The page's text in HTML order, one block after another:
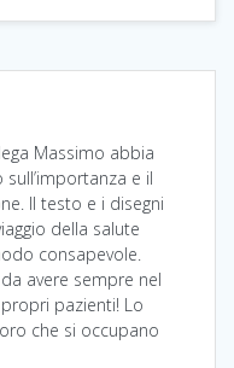
Massimo abbia
e il
Il testo e i disegni
della salute
consapevole.
avere sempre nel
pazienti! Lo
che si occupano